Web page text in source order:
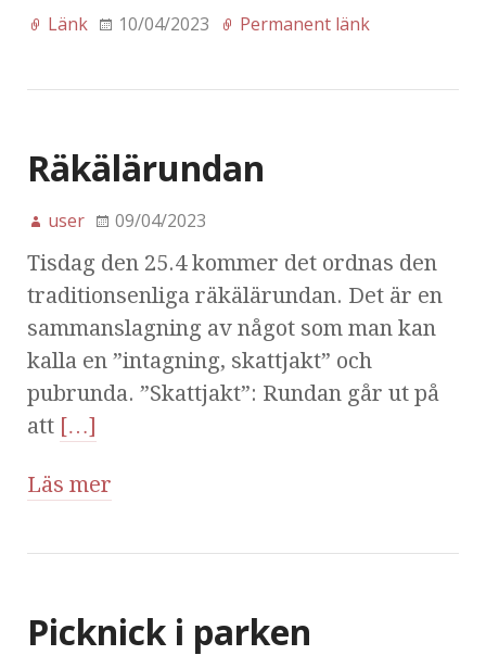
Länk 10/04/2023 Permanent länk
Räkälärundan
user 09/04/2023
Tisdag den 25.4 kommer det ordnas den
traditionsenliga räkälärundan. Det är en
sammanslagning av något som man kan
kalla en ”intagning, skattjakt” och
pubrunda. ”Skattjakt”: Rundan går ut på
att […]
Läs mer
Picknick i parken